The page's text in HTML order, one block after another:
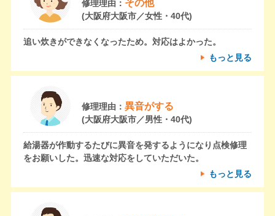
修理理由： その他
(大阪府大阪市／女性・40代)
追い炊きができなくなったため。対応はよかった。
もっと見る
修理理由： 異音がする
(大阪府大阪市／男性・40代)
給湯器が作動するたびに異音を発するようになり点検修理
をお願いした。迅速な対応をしていただいた。
もっと見る